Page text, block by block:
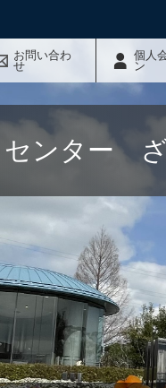
お問い合わ
せ
個人
ン
センター